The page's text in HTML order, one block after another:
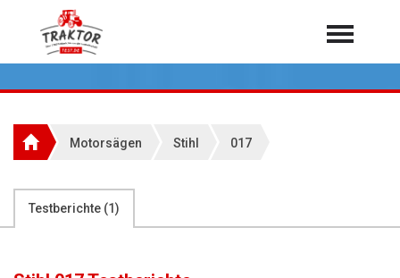
Home
Rundballenpressen
Über 7.000 Testberichte
Motorsägen Stihl 017
Testberichte (1)